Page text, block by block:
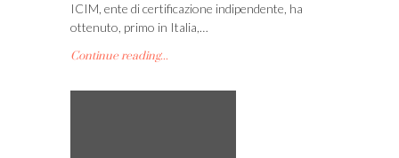
ICIM, ente di certificazione indipendente, ha
ottenuto, primo in Italia,…
Continue reading...